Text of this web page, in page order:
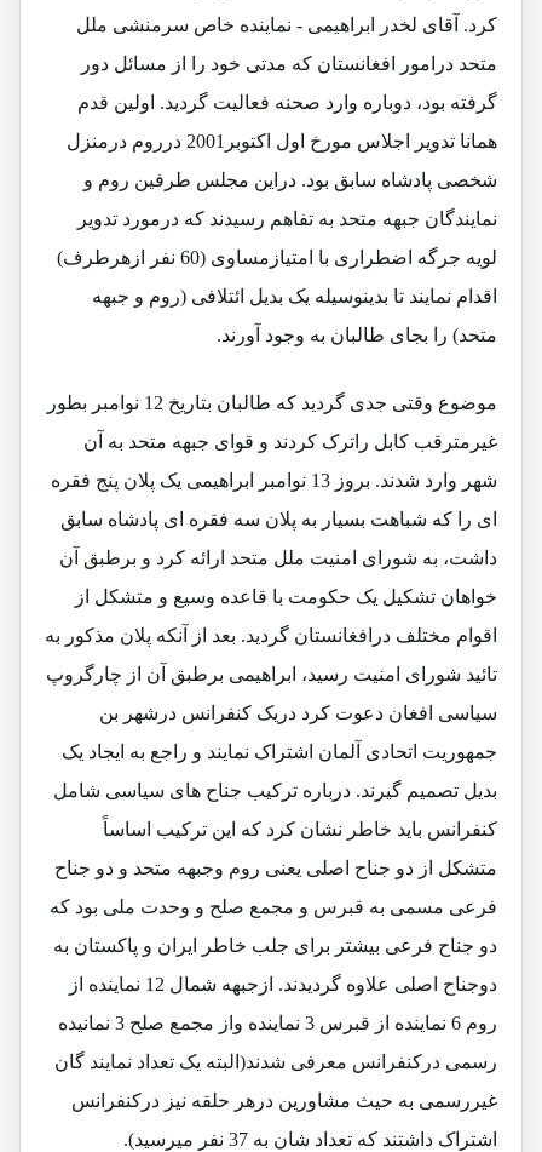
کرد. آقای لخدر ابراهیمی - نماینده خاص سرمنشی ملل
متحد درامور افغانستان که مدتی خود را از مسائل دور
گرفته بود، دوباره وارد صحنه فعالیت گردید. اولین قدم
همانا تدویر اجلاس مورخ اول اکتوبر2001 درروم درمنزل
شخصی پادشاه سابق بود. دراین مجلس طرفین روم و
نمایندگان جبهه متحد به تفاهم رسیدند که درمورد تدویر
لویه جرگه اضطراری با امتیازمساوی (60 نفر ازهرطرف)
اقدام نمایند تا بدینوسیله یک بدیل ائتلافی (روم و جبهه
متحد) را بجای طالبان به وجود آورند.
موضوع وقتی جدی گردید که طالبان بتاریخ 12 نوامبر بطور
غیرمترقب کابل راترک کردند و قوای جبهه متحد به آن
شهر وارد شدند. بروز 13 نوامبر ابراهیمی یک پلان پنج فقره
ای را که شباهت بسیار به پلان سه فقره ای پادشاه سابق
داشت، به شورای امنیت ملل متحد ارائه کرد و برطبق آن
خواهان تشکیل یک حکومت با قاعده وسیع و متشکل از
اقوام مختلف درافغانستان گردید. بعد از آنکه پلان مذکور به
تائید شورای امنیت رسید، ابراهیمی برطبق آن از چارگروپ
سیاسی افغان دعوت کرد دریک کنفرانس درشهر بن
جمهوریت اتحادی آلمان اشتراک نمایند و راجع به ایجاد یک
بدیل تصمیم گیرند. درباره ترکیب جناح های سیاسی شامل
کنفرانس باید خاطر نشان کرد که این ترکیب اساساً
متشکل از دو جناح اصلی یعنی روم وجبهه متحد و دو جناح
فرعی مسمی به قبرس و مجمع صلح و وحدت ملی بود که
دو جناح فرعی بیشتر برای جلب خاطر ایران و پاکستان به
دوجناح اصلی علاوه گردیدند. ازجبهه شمال 12 نماینده از
روم 6 نماینده از قبرس 3 نماینده واز مجمع صلح 3 نمانیده
رسمی درکنفرانس معرفی شدند(البته یک تعداد نمایند گان
غیررسمی به حیث مشاورین درهر حلقه نیز درکنفرانس
اشتراک داشتند که تعداد شان به 37 نفر میرسید).